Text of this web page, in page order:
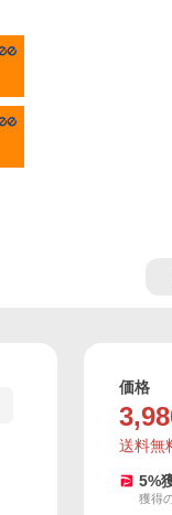
価格
送料無
5%
獲得